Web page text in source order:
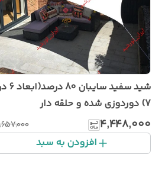
شید سفید
7) دوردوزی شده و حلقه دار
۴٬۴۴۸٬۰۰۰
افزودن به سبد